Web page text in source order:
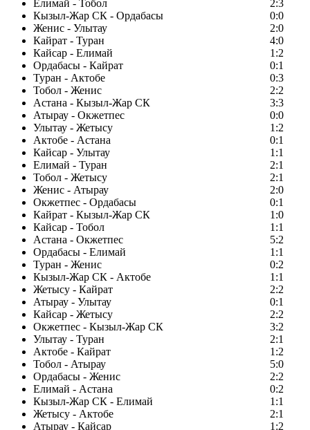
Елимай - Тобол
2:3
Кызыл-Жар СК - Ордабасы
0:0
Женис - Улытау
2:0
Кайрат - Туран
4:0
Кайсар - Елимай
1:2
Ордабасы - Кайрат
0:1
Туран - Актобе
0:3
Тобол - Женис
2:2
Астана - Кызыл-Жар СК
3:3
Атырау - Окжетпес
0:0
Улытау - Жетысу
1:2
Актобе - Астана
0:1
Кайсар - Улытау
1:1
Елимай - Туран
2:1
Тобол - Жетысу
2:1
Женис - Атырау
2:0
Окжетпес - Ордабасы
0:1
Кайрат - Кызыл-Жар СК
1:0
Кайсар - Тобол
1:1
Астана - Окжетпес
5:2
Ордабасы - Елимай
1:1
Туран - Женис
0:2
Кызыл-Жар СК - Актобе
1:1
Жетысу - Кайрат
2:2
Атырау - Улытау
0:1
Кайсар - Жетысу
2:2
Окжетпес - Кызыл-Жар СК
3:2
Улытау - Туран
2:1
Актобе - Кайрат
1:2
Тобол - Атырау
5:0
Ордабасы - Женис
2:2
Елимай - Астана
0:2
Кызыл-Жар СК - Елимай
1:1
Жетысу - Актобе
2:1
Атырау - Кайсар
1:2